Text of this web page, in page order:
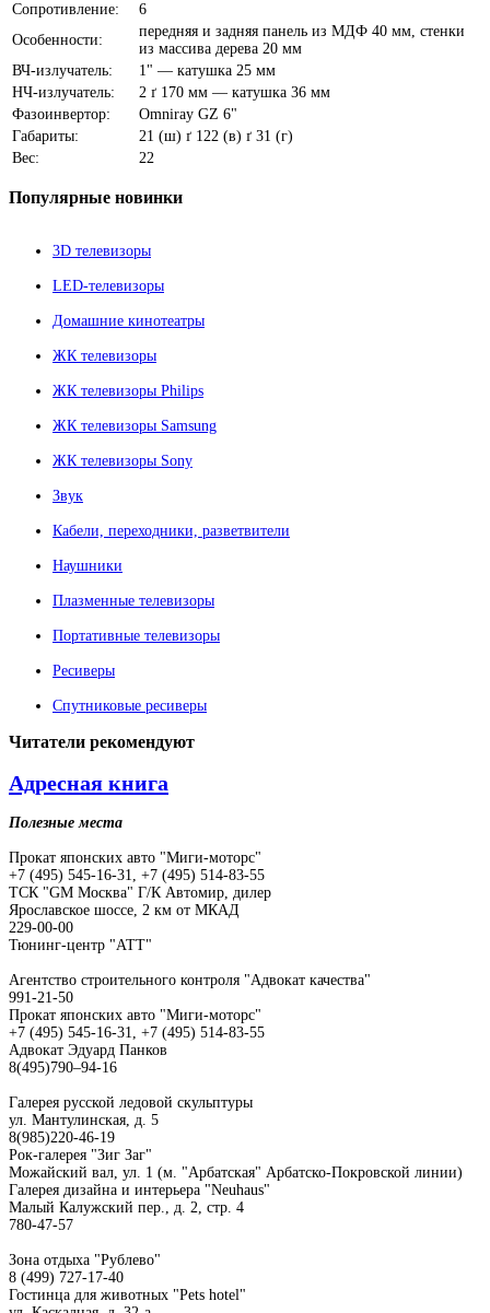
Сопротивление:
6
Особенности:
передняя и задняя панель из МДФ 40 мм, стенки
из массива дерева 20 мм
ВЧ-излучатель:
1" — катушка 25 мм
НЧ-излучатель:
2 ґ 170 мм — катушка 36 мм
Фазоинвертор:
Omniray GZ 6"
Габариты:
21 (ш) ґ 122 (в) ґ 31 (г)
Вес:
22
Популярные новинки
3D телевизоры
LED-телевизоры
Домашние кинотеатры
ЖК телевизоры
ЖК телевизоры Philips
ЖК телевизоры Samsung
ЖК телевизоры Sony
Звук
Кабели, переходники, разветвители
Наушники
Плазменные телевизоры
Портативные телевизоры
Ресиверы
Спутниковые ресиверы
Читатели рекомендуют
Адресная книга
Полезные места
Прокат японских авто "Миги-моторс"
+7 (495) 545-16-31, +7 (495) 514-83-55
ТСК "GM Москва" Г/К Автомир, дилер
Ярославское шоссе, 2 км от МКАД
229-00-00
Тюнинг-центр "АТТ"
Агентство строительного контроля "Адвокат качества"
991-21-50
Прокат японских авто "Миги-моторс"
+7 (495) 545-16-31, +7 (495) 514-83-55
Адвокат Эдуард Панков
8(495)790–94-16
Галерея русской ледовой скульптуры
ул. Мантулинская, д. 5
8(985)220-46-19
Рок-галерея "Зиг Заг"
Можайский вал, ул. 1 (м. "Арбатская" Арбатско-Покровской линии)
Галерея дизайна и интерьера "Neuhaus"
Малый Калужский пер., д. 2, стр. 4
780-47-57
Зона отдыха "Рублево"
8 (499) 727-17-40
Гостинца для животных "Рets hotel"